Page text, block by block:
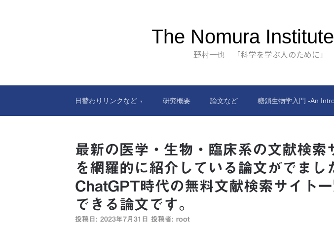
The Nomura
野村一也 「科学を学ぶ人のために」
日替わりリンクなど 研究概要 論文など 糖鎖生物学入門 -An
最新の医学・生物・臨床系の文献検索
を網羅的に紹介している論文がでまし
ChatGPT時代の無料文献検索サイト
できる論文です。
投稿日: 2023年7月31日 投稿者: root